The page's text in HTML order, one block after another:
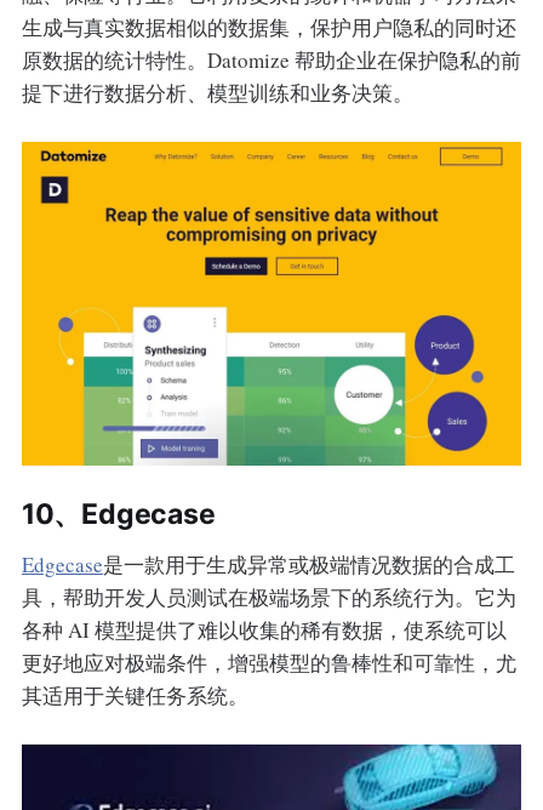
生成与真实数据相似的数据集，保护用户隐私的同时还
原数据的统计特性。Datomize 帮助企业在保护隐私的前
提下进行数据分析、模型训练和业务决策。
10、Edgecase
Edgecase是一款用于生成异常或极端情况数据的合成工
具，帮助开发人员测试在极端场景下的系统行为。它为
各种 AI 模型提供了难以收集的稀有数据，使系统可以
更好地应对极端条件，增强模型的鲁棒性和可靠性，尤
其适用于关键任务系统。